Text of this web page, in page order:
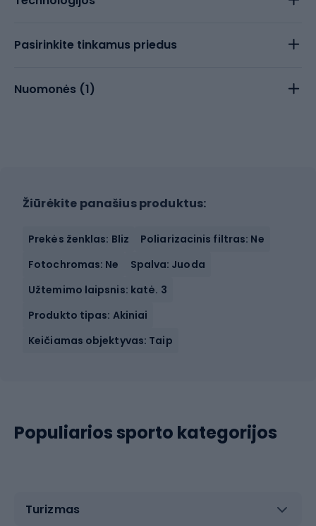
Pasirinkite tinkamus priedus
Nuomonės (1)
Žiūrėkite panašius produktus:
Prekės ženklas: Bliz
Poliarizacinis filtras: Ne
Fotochromas: Ne
Spalva: Juoda
Užtemimo laipsnis: katė. 3
Produkto tipas: Akiniai
Keičiamas objektyvas: Taip
Populiarios sporto kategorijos
Turizmas